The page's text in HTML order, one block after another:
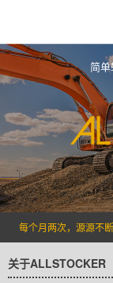
简
每个月两次，源源不
关于ALLSTOCKER